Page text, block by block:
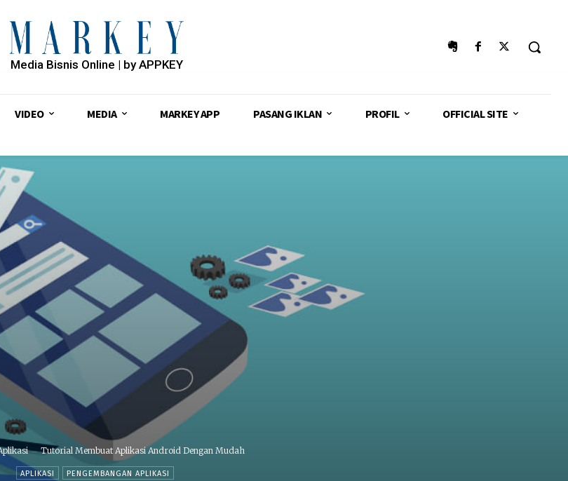
Media Bisnis Online | by APPKEY
VIDEO MEDIA MARKEY APP PASANG IKLAN PROFIL OFFICIAL SITE
Tutorial Membuat Aplikasi Android Dengan Mudah
APLIKASI PENGEMBANGAN APLIKASI